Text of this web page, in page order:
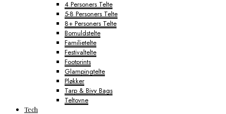
4 Personers Telte
5-8 Personers Telte
8+ Personers Telte
Bomuldstelte
Familietelte
Festivaltelte
Footprints
Glampingtelte
Pløkker
Tarp & Bivy Bags
Teltovne
Tech